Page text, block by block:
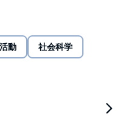
。 同時に、リスナーの皆さ
「こだわり」「好き」に気
んだ」「本気の想いそのま
み出すきっかけになるよう
す。 インタビュアー 稲垣ヴ
スの唯一無二の価値を引き
。インタビュアー。 幼少期
くの転校、転居、転社、海
モノを横断的に繋げること
ットを価値提供するバウン
動 社会科学